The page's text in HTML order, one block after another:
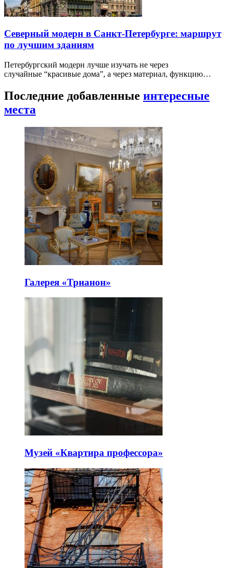
Северный модерн в Санкт-Петербурге: маршрут
по лучшим зданиям
Петербургский модерн лучше изучать не через
случайные “красивые дома”, а через материал, функцию…
Последние добавленные интересные
места
Галерея «Трианон»
Музей «Квартира профессора»